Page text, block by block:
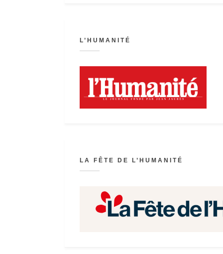
L’HUMANITÉ
LA FÊTE DE L’HUMANITÉ